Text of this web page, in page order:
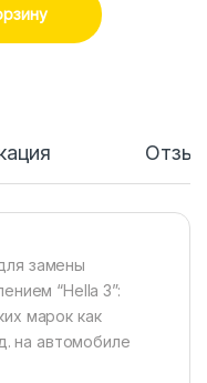
замены
“Hella 3”:
марок как
на автомобиле